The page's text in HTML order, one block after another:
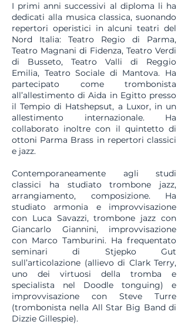
I primi anni successivi al diploma li ha
dedicati alla musica classica, suonando
repertori operistici in alcuni teatri del
Nord Italia: Teatro Regio di Parma,
Teatro Magnani di Fidenza, Teatro Verdi
di Busseto, Teatro Valli di Reggio
Emilia, Teatro Sociale di Mantova. Ha
partecipato come trombonista
all’allestimento di Aida in Egitto presso
il Tempio di Hatshepsut, a Luxor, in un
allestimento internazionale. Ha
collaborato inoltre con il quintetto di
ottoni Parma Brass in repertori classici
e jazz.
Contemporaneamente agli studi
classici ha studiato trombone jazz,
arrangiamento, composizione. Ha
studiato armonia e improvvisazione
con Luca Savazzi, trombone jazz con
Giancarlo Giannini, improvvisazione
con Marco Tamburini. Ha frequentato
seminari di Stjepko Gut
sull’articolazione (allievo di Clark Terry,
uno dei virtuosi della tromba e
specialista nel Doodle tonguing) e
improvvisazione con Steve Turre
(trombonista nella All Star Big Band di
Dizzie Gillespie).